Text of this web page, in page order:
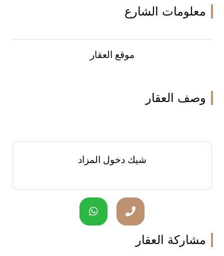
معلومات الشارع
موقع العقار
وصف العقار
شيك دخول المزاد
مشاركة العقار